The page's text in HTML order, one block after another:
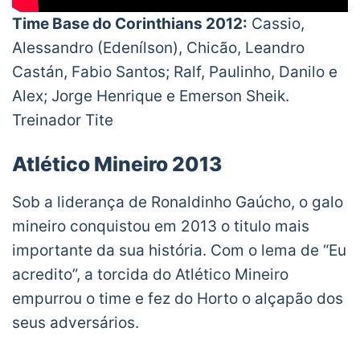
Time Base do Corinthians 2012: Cassio,
Alessandro (Edenílson), Chicão, Leandro
Castán, Fabio Santos; Ralf, Paulinho, Danilo e
Alex; Jorge Henrique e Emerson Sheik.
Treinador Tite
Atlético Mineiro 2013
Sob a liderança de Ronaldinho Gaúcho, o galo
mineiro conquistou em 2013 o titulo mais
importante da sua história. Com o lema de “Eu
acredito”, a torcida do Atlético Mineiro
empurrou o time e fez do Horto o alçapão dos
seus adversários.